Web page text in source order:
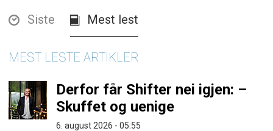
Siste Mest lest
MEST LESTE ARTIKLER
Derfor får Shifter nei igjen: –
Skuffet og uenige
6. august 2026 - 05:55